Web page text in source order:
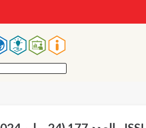
القائمة
الرئيسية